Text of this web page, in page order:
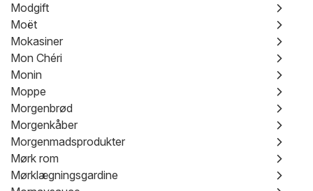
Modgift
Moët
Mokasiner
Mon Chéri
Monin
Moppe
Morgenbrød
Morgenkåber
Morgenmadsprodukter
Mørk rom
Mørklægningsgardine